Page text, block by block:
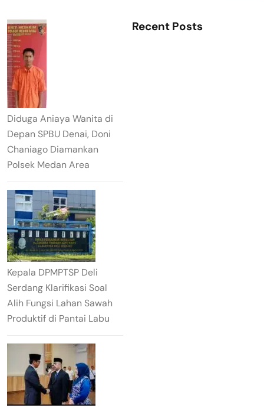
Diduga Aniaya Wanita di
Depan SPBU Denai, Doni
Chaniago Diamankan
Polsek Medan Area
Kepala DPMPTSP Deli
Serdang Klarifikasi Soal
Alih Fungsi Lahan Sawah
Produktif di Pantai Labu
Recent Posts